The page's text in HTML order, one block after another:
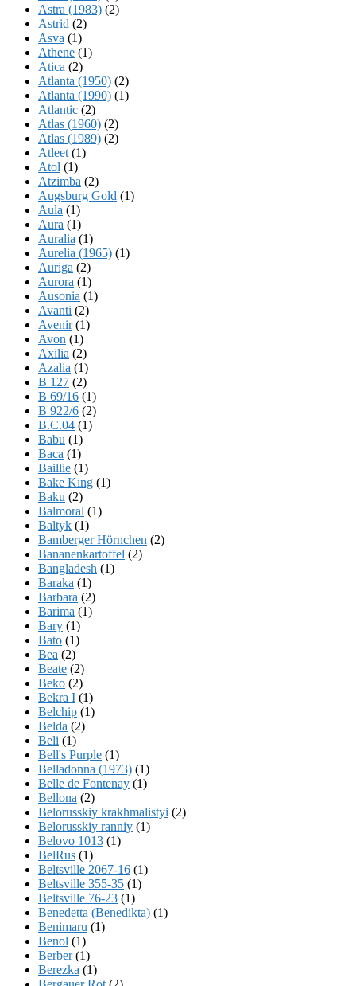
Astra (1983) (2)
Astrid (2)
Asva (1)
Athene (1)
Atica (2)
Atlanta (1950) (2)
Atlanta (1990) (1)
Atlantic (2)
Atlas (1960) (2)
Atlas (1989) (2)
Atleet (1)
Atol (1)
Atzimba (2)
Augsburg Gold (1)
Aula (1)
Aura (1)
Auralia (1)
Aurelia (1965) (1)
Auriga (2)
Aurora (1)
Ausonia (1)
Avanti (2)
Avenir(1)
Avon (1)
Axilia (2)
Azalia (1)
B 127 (2)
B 69/16 (1)
B 922/6 (2)
B.C.04 (1)
Babu (1)
Baca (1)
Baillie (1)
Bake King (1)
Baku (2)
Balmoral (1)
Baltyk (1)
Bamberger Hörnchen (2)
Bananenkartoffel (2)
Bangladesh (1)
Baraka (1)
Barbara (2)
Barima (1)
Bary (1)
Bato (1)
Bea (2)
Beate (2)
Beko (2)
Bekra I (1)
Belchip (1)
Belda (2)
Beli (1)
Bell's Purple (1)
Belladonna (1973) (1)
Belle de Fontenay (1)
Bellona (2)
Belorusskiy krakhmalistyi (2)
Belorusskiy ranniy (1)
Belovo 1013 (1)
BelRus (1)
Beltsville 2067-16 (1)
Beltsville 355-35 (1)
Beltsville 76-23 (1)
Benedetta (Benedikta) (1)
Benimaru (1)
Benol (1)
Berber(1)
Berezka (1)